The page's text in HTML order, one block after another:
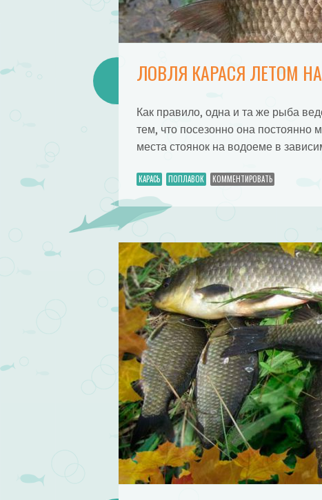
ЛОВЛЯ КАРАСЯ ЛЕТОМ
Как правило, одна и та же рыба
тем, что посезонно она постоянно
места стоянок на водоеме в
КАРАСЬ ПОПЛАВОК КОММЕНТИРОВАТЬ